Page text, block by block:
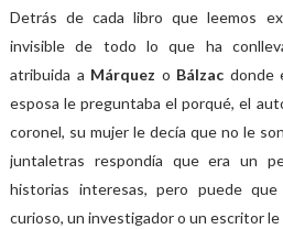
Detrás de cada libro que leemos
invisible de todo lo que ha
atribuida a Márquez o Bálzac donde
esposa le preguntaba el porqué, el
coronel, su mujer le decía que no le
juntaletras respondía que era un
historias interesas, pero puede
curioso, un investigador o un escritor